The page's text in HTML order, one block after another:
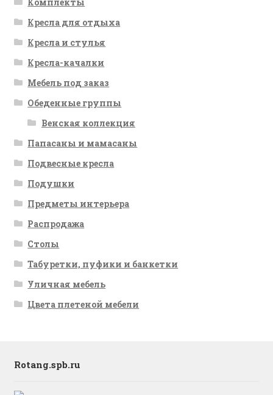
Кресла для отдыха
Кресла и стулья
Кресла-качалки
Мебель под заказ
Обеденные группы
Венская коллекция
Папасаны и мамасаны
Подвесные кресла
Подушки
Предметы интерьера
Распродажа
Столы
Табуретки, пуфики и банкетки
Уличная мебель
Цвета плетеной мебели
Rotang.spb.ru